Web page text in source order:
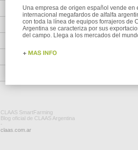
Una empresa de origen español vende en
internacional megafardos de alfalfa
con toda la línea de equipos forrajeros de
Argentina se caracteriza por sus
del campo. Llega a los mercados del
CLAAS SmartFarming
Blog oficial de CLAAS Argentina
-
claas.com.ar